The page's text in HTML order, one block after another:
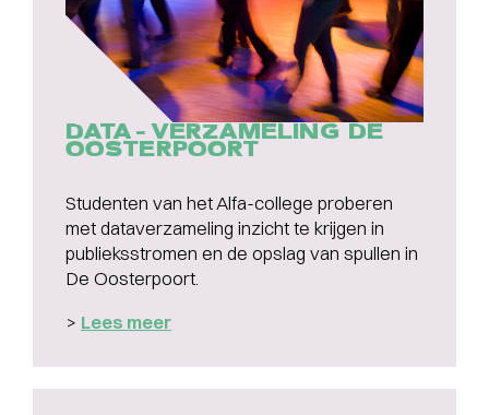
DATA-VERZAMELING DE
OOSTERPOORT
Studenten van het Alfa-college proberen
met dataverzameling inzicht te krijgen in
publieksstromen en de opslag van spullen in
De Oosterpoort.
> Lees meer